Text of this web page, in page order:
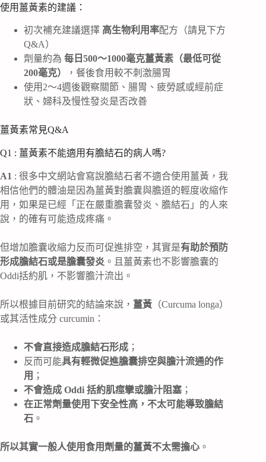
使用薑黃素的建議：
初次補充建議選擇 高生物利用率配方（請見下方
Q&A）
劑量約為 每日500～1000毫克薑黃素（最低可從
200毫克）
，餐後食用較不刺激腸胃
使用2～4週後觀察關節、腸胃、疲勞感或經前症
狀、婦科及慢性發炎是否改善
薑黃素常見Q&A
Q1 : 薑黃素不能適用有膽結石的病人嗎?
A1 : 很多中文網站會寫說膽結石者不適合使用薑黃，我
相信他們的體油是因為薑黃對膽囊與膽道的輕度收縮作
用，如果是已經「正在嚴重膽囊發炎、膽結石」的人來
說，的確有可能造成疼痛。
但增加膽囊收縮力反而可促進排空，其實是有助於預防
形成膽結石或是膽囊發炎 。且薑黃素也不影響膽囊的
Oddi括約肌，不影響膽汁流出。
所以根據目前研究的結論來說， 薑黃 （Curcuma longa）
或其活性成分 curcumin：
不會直接造成膽結石形成 ；
反而可能具有輕微促進膽囊排空與膽汁流通的作
用 ；
不會造成 Oddi 括約肌痙攣或膽汁阻塞 ；
在正常劑量使用下安全性高，不太可能導致膽結
石 。
所以其實一般人使用食用劑量的薑黃不太需擔心 。